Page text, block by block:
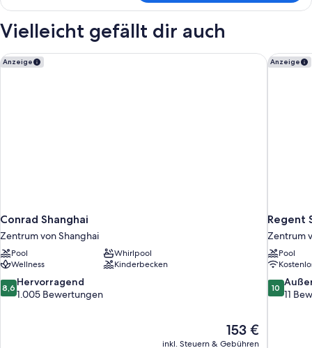
Zimmer,
Bett,
Stadtblick
Vielleicht gefällt dir auch
Anzeige
Conrad Shanghai
Zentrum von Shanghai
Pool
Whirlpool
Wellness
Kinderbecken
8.6
von
8,6 Hervorragend
1.005 Bewertungen
Der
Preis
153 €
inkl. Steuern & Gebühren
Conrad Shanghai Anzeige
Regent
Zentrum
Pool
10.0
von
10
11
Regent